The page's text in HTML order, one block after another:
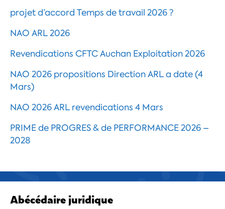
projet d’accord Temps de travail 2026 ?
NAO ARL 2026
Revendications CFTC Auchan Exploitation 2026
NAO 2026 propositions Direction ARL a date (4
Mars)
NAO 2026 ARL revendications 4 Mars
PRIME de PROGRES & de PERFORMANCE 2026 –
2028
Abécédaire juridique